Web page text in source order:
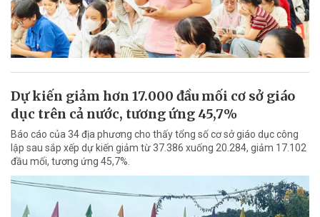
Dự kiến giảm hơn 17.000 đầu mối cơ sở giáo
dục trên cả nước, tương ứng 45,7%
Báo cáo của 34 địa phương cho thấy tổng số cơ sở giáo dục công
lập sau sắp xếp dự kiến giảm từ 37.386 xuống 20.284, giảm 17.102
đầu mối, tương ứng 45,7%.